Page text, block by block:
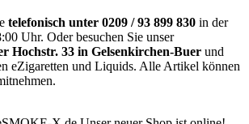
telefonisch unter 0209 / 93 899 830 in der
Uhr. Oder besuchen Sie unser
Hochstr. 33 in Gelsenkirchen-Buer und
eZigaretten und Liquids. Alle Artikel können